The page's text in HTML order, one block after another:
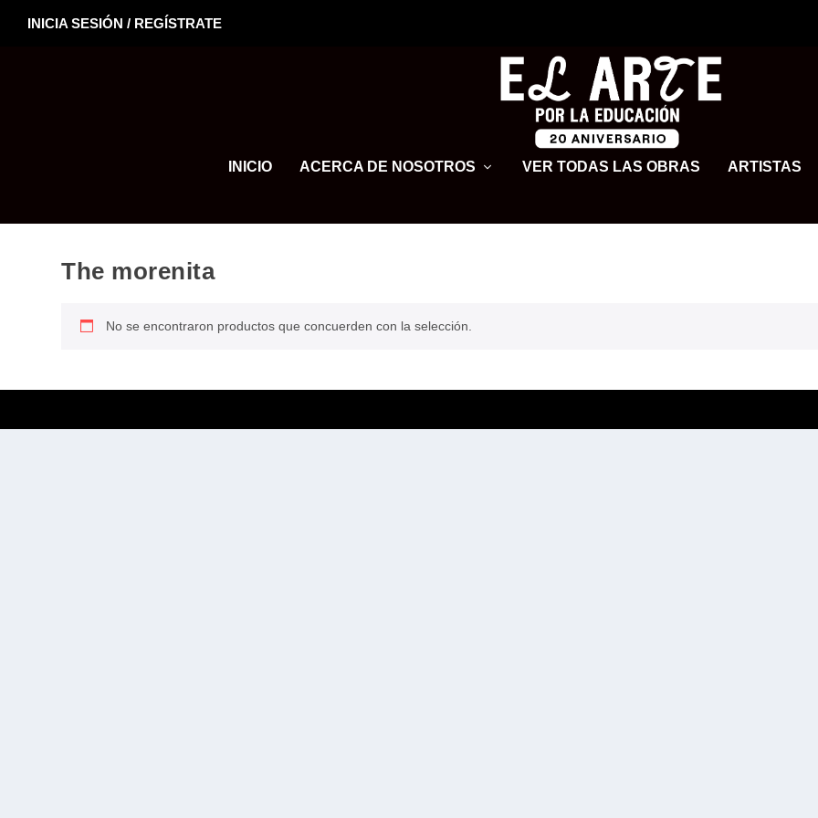
INICIA SESIÓN / REGÍSTRATE
INICIO ACERCA DE NOSOTROS VER TODAS LAS OBRAS ARTISTAS
The morenita
No se encontraron productos que concuerden con la selección.